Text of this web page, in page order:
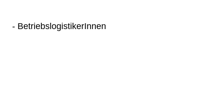
- BetriebslogistikerInnen